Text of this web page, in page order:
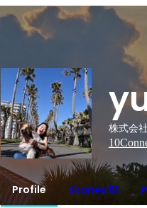
株式会
10
Profile Stories 51